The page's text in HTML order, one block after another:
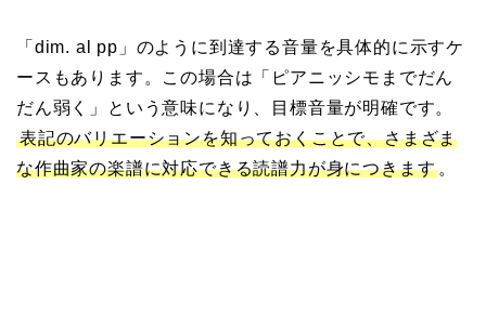
「dim. al pp」のように到達する音量を具体的に示すケ
ースもあります。この場合は「ピアニッシモまでだん
だん弱く」という意味になり、目標音量が明確です。
表記のバリエーションを知っておくことで、さまざま
な作曲家の楽譜に対応できる読譜力が身につきます 。